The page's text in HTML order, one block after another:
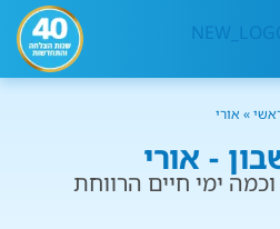
» אורי
- אורי
ימי חיים הרווחת